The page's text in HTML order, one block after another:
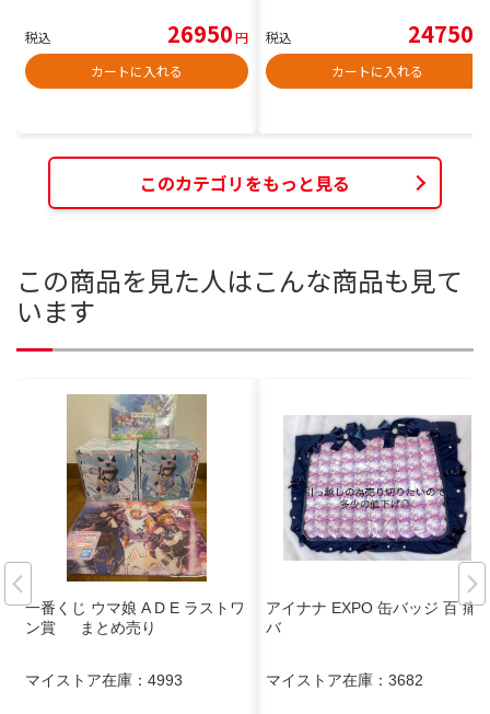
税込 26950円
カートに入れる
税込 24750
カートに入れる
このカテゴリをもっと見る
この商品を見た人はこんな商品も見て
います
一番くじ ウマ娘 A D E ラストワ
ン賞 まとめ売り
マイストア在庫： 4993
アイナナ EXPO 缶バッジ 百 痛
バ
マイストア在庫： 3682